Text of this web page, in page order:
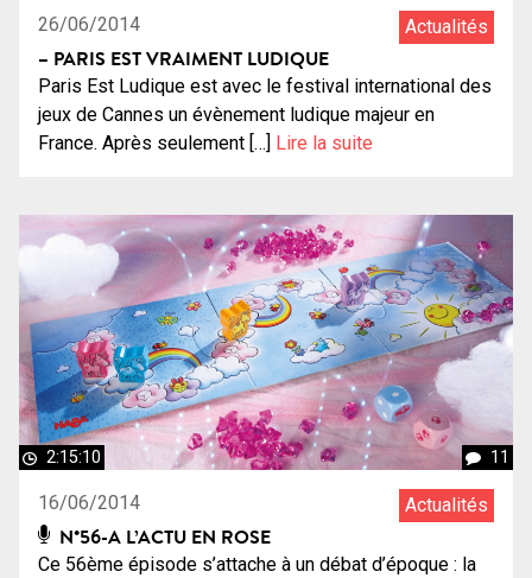
26/06/2014 Actualités
– PARIS EST VRAIMENT LUDIQUE
Paris Est Ludique est avec le festival international des
jeux de Cannes un évènement ludique majeur en
France. Après seulement […] Lire la suite
2:15:10 11
16/06/2014 Actualités
N°56-A L’ACTU EN ROSE
Ce 56ème épisode s’attache à un débat d’époque : la